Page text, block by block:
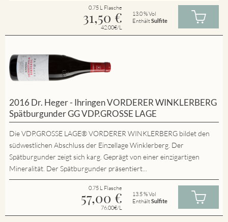
0.75 L Flasche
31,50 €
42.00€/L
13.0 % Vol
EnthältSulfite
2016 Dr. Heger - Ihringen VORDERER WINKLERBERG
Spätburgunder GG VDP.GROSSE LAGE
Die VDP.GROSSE LAGE® VORDERER WINKLERBERG bildet den
südwestlichen Abschluss der Einzellage Winklerberg. Der
Spätburgunder zeigt sich karg. Geprägt von einer einzigartigen
Mineralität. Der Spätburgunder präsentiert...
0.75 L Flasche
57,00 €
76.00€/L
13.5 % Vol
EnthältSulfite